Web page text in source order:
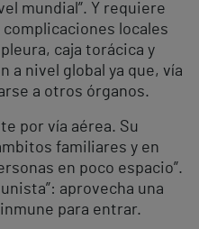
mundial”. Y requiere
complicaciones locales
caja torácica y
a nivel global ya que, vía
a otros órganos.
por vía aérea. Su
familiares y en
en poco espacio”.
aprovecha una
para entrar.